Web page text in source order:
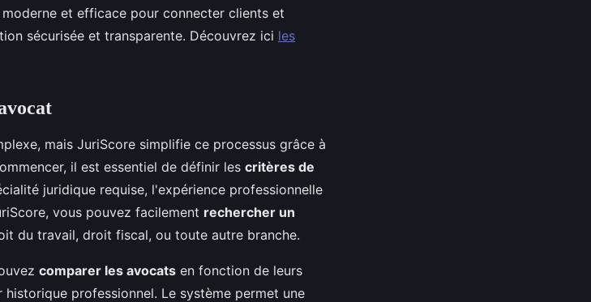
et efficace pour connecter clients et
sécurisée et transparente. Découvrez ici les
mais JuriScore simplifie ce processus grâce à
il est essentiel de définir les critères de
juridique requise, l'expérience professionnelle
vous pouvez facilement rechercher un
du travail, droit fiscal, ou toute autre branche.
comparer les avocats en fonction de leurs
professionnel. Le système permet une